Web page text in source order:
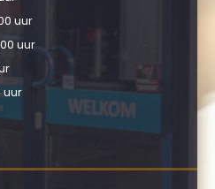
uur
uur
uur